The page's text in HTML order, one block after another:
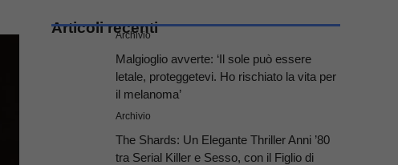
Articoli recenti
Archivio
Malgioglio avverte: ‘Il sole può essere
letale, proteggetevi. Ho rischiato la vita per
il melanoma’
Archivio
The Shards: Un Elegante Thriller Anni ’80
tra Serial Killer e Sesso, con il Figlio di